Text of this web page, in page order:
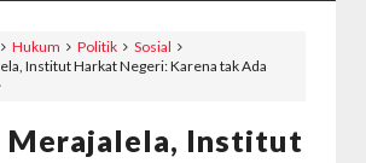
Hukum Politik
Sosial
Institut Harkat Negeri: Karena tak Ada
Merajalela, Institut